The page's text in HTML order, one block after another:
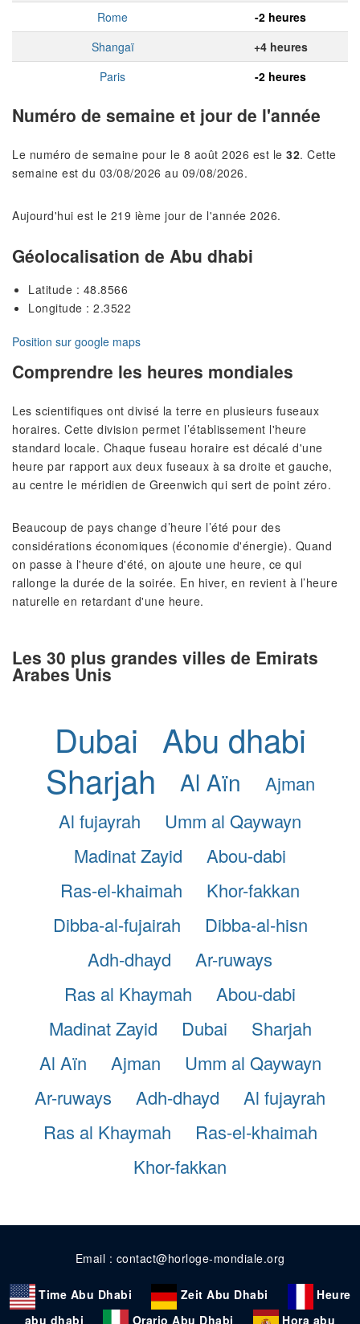
Rome
-2 heures
Shangaï
+4 heures
Paris
-2 heures
Numéro de semaine et jour de l'année
Le numéro de semaine pour le 8 août 2026 est le 32. Cette
semaine est du 03/08/2026 au 09/08/2026.
Aujourd'hui est le 219 ième jour de l'année 2026.
Géolocalisation de Abu dhabi
Latitude : 48.8566
Longitude : 2.3522
Position sur google maps
Comprendre les heures mondiales
Les scientifiques ont divisé la terre en plusieurs fuseaux
horaires. Cette division permet l’établissement l'heure
standard locale. Chaque fuseau horaire est décalé d'une
heure par rapport aux deux fuseaux à sa droite et gauche,
au centre le méridien de Greenwich qui sert de point zéro.
Beaucoup de pays change d’heure l’été pour des
considérations économiques (économie d'énergie). Quand
on passe à l'heure d'été, on ajoute une heure, ce qui
rallonge la durée de la soirée. En hiver, en revient à l’heure
naturelle en retardant d'une heure.
Les 30 plus grandes villes de Emirats
Arabes Unis
Dubai Abu dhabi
Sharjah
Al Aïn
Ajman
Al fujayrah
Umm al Qaywayn
Madinat Zayid
Abou-dabi
Ras-el-khaimah
Khor-fakkan
Dibba-al-fujairah
Dibba-al-hisn
Adh-dhayd
Ar-ruways
Ras al Khaymah
Abou-dabi
Madinat Zayid
Dubai
Sharjah
Al Aïn
Ajman
Umm al Qaywayn
Ar-ruways
Adh-dhayd
Al fujayrah
Ras al Khaymah
Ras-el-khaimah
Khor-fakkan
Email : contact@horloge-mondiale.org
Time Abu Dhabi Zeit Abu Dhabi
Heure
abu dhabi
Orario Abu Dhabi Hora abu